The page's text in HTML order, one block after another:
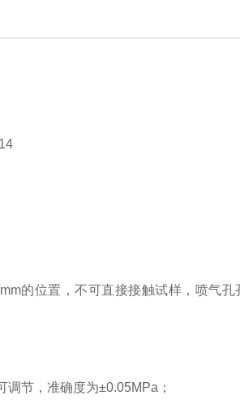
的位置，不可直接接触试样，喷气孔
调节，准确度为±0.05MPa ；